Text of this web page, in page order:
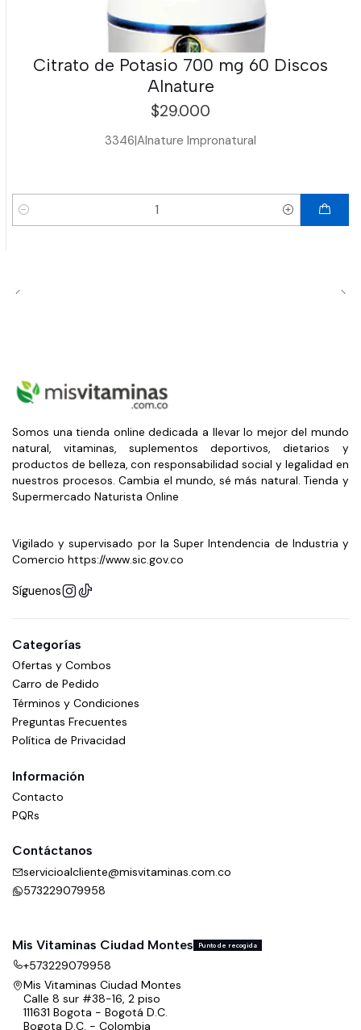
Citrato de Potasio 700 mg 60 Discos
Alnature
$29.000
3346|Alnature Impronatural
Cantidad
Somos una tienda online dedicada a llevar lo mejor del mundo
natural, vitaminas, suplementos deportivos, dietarios y
productos de belleza, con responsabilidad social y legalidad en
nuestros procesos. Cambia el mundo, sé más natural. Tienda y
Supermercado Naturista Online
Vigilado y supervisado por la Super Intendencia de Industria y
Comercio https://www.sic.gov.co
Síguenos
Categorías
Ofertas y Combos
Carro de Pedido
Términos y Condiciones
Preguntas Frecuentes
Política de Privacidad
Información
Contacto
PQRs
Contáctanos
servicioalcliente@misvitaminas.com.co
573229079958
Mis Vitaminas Ciudad Montes Punto de recogida
+573229079958
Mis Vitaminas Ciudad Montes
Calle 8 sur #38-16, 2 piso
111631 Bogota - Bogotá D.C.
Bogota D.C. - Colombia